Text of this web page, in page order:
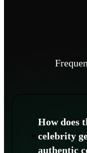
How does
celebrity
authentic